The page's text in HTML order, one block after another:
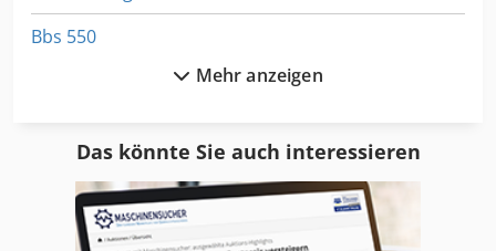
Bbs 550
Fngj 20
Mehr anzeigen
Das könnte Sie auch interessieren